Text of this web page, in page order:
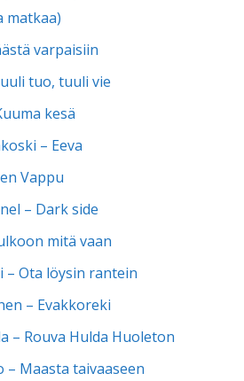
matkaa)
varpaisiin
tuo, tuuli vie
kesä
– Eeva
Vappu
– Dark side
mitä vaan
– Ota löysin rantein
– Evakkoreki
– Rouva Hulda Huoleton
– Maasta taivaaseen